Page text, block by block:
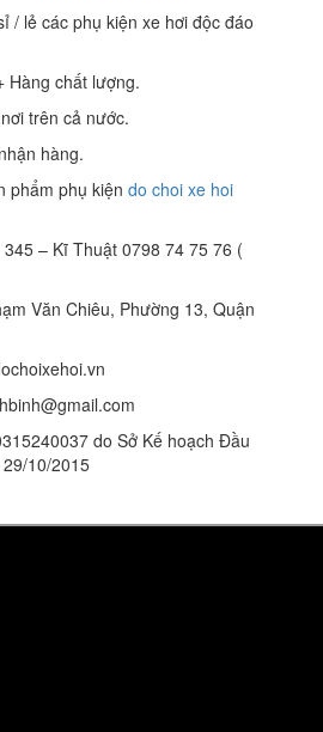
/ lẻ các phụ kiện xe hơi độc đáo
Hàng chất lượng.
trên cả nước.
hàng.
phẩm phụ kiện do choi xe hoi
– Kĩ Thuật 0798 74 75 76 (
Văn Chiêu, Phường 13, Quận
do Sở Kế hoạch Đầu
10/2015